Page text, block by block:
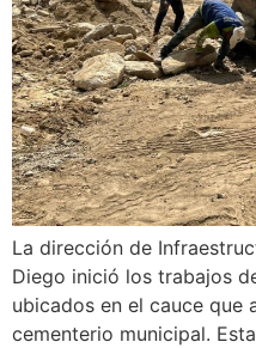
La dirección de
Diego inició los trabajos
ubicados en el cauce que
cementerio municipal.